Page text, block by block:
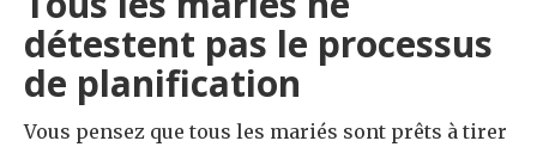
détestent pas le processus
de planification
Vous pensez que tous les mariés sont prêts à tirer